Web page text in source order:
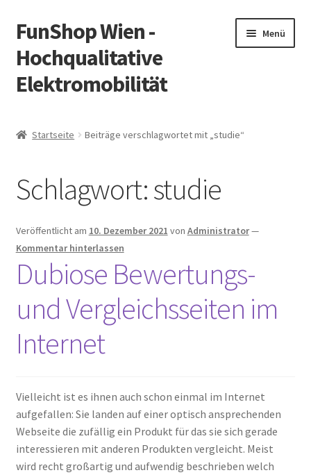
Zur
Navigation
springen
Zum
Inhalt
springen
FunShop Wien -
Hochqualitative
Elektromobilität
Menü
Vorsicht Internetbetrug
Über FunShop
Impressum
Zum Onlineshop in der Web Version
Startseite Beiträge verschlagwortet mit „studie“
Schlagwort:studie
Veröffentlicht am 10. Dezember 2021 von Administrator—
Kommentar hinterlassen
Dubiose Bewertungs-
und Vergleichsseiten im
Internet
Vielleicht ist es ihnen auch schon einmal im Internet
aufgefallen: Sie landen auf einer optisch ansprechenden
Webseite die zufällig ein Produkt für das sie sich gerade
interessieren mit anderen Produkten vergleicht. Meist
wird recht großartig und aufwendig beschrieben welch